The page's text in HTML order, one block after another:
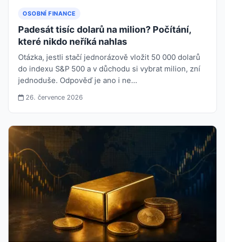
OSOBNÍ FINANCE
Padesát tisíc dolarů na milion? Počítání,
které nikdo neříká nahlas
Otázka, jestli stačí jednorázově vložit 50 000 dolarů
do indexu S&P 500 a v důchodu si vybrat milion, zní
jednoduše. Odpověď je ano i ne…
26. července 2026